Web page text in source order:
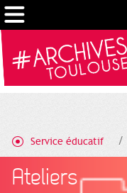
Service éducatif
Ateliers
Gestion de vos